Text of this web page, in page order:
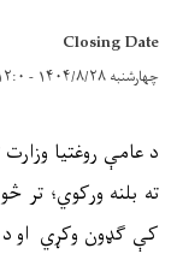
Closing Date
چهارشنبه ۱۴۰۴/۸/۲۸ - ۱۲:۰
د عامې روغتیا وزارت
ته بلنه ورکوي؛ تر څو
کې ګډون وکړي اود